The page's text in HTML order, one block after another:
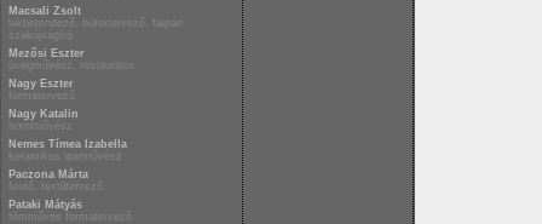
Macsali Zsolt
lakberendező, bútortervező, faipari
szakújságíró
Mezősi Eszter
üvegművész, restaurátor
Nagy Eszter
formatervező
Nagy Katalin
textilművész
Nemes Tímea Izabella
keramikus iparművész
Paczona Márta
festő, textiltervező
Pataki Mátyás
fémműves formatervező